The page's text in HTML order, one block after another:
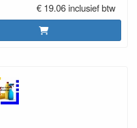
€ 19.06 inclusief btw